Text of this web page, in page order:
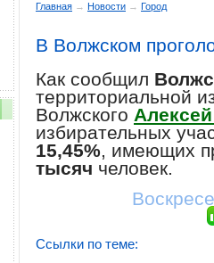
Главная → Новости → Город
В Волжском
Как сообщил
территориальной
Волжского
избирательных
15,45%, имеющих
тысяч человек.
Ссылки по теме: